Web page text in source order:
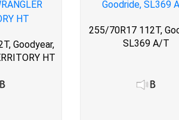
Goodyear,
HT
255/70R17 112T,
SL369 A/T